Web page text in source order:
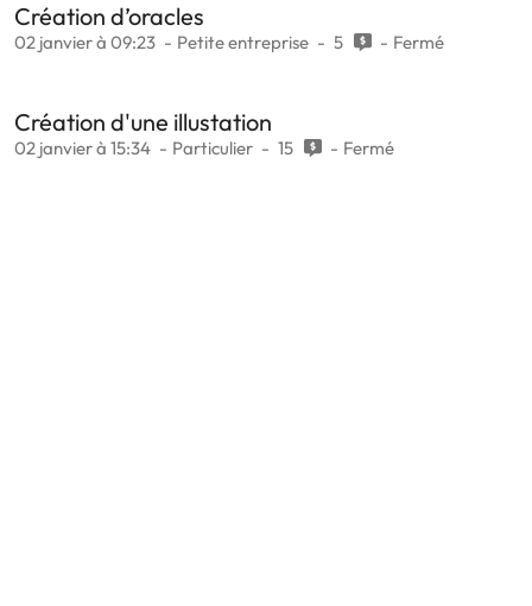
Création d’oracles
02 janvier à 09:23 Petite entreprise 5 Fermé
Création d'une illustation
02 janvier à 15:34 Particulier 15 Fermé